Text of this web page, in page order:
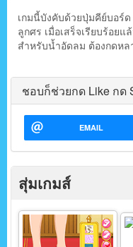
เกมนี้บังคับด้วยปุ่มคีย์บอร์
ลูกศร เมื่อเสร็จเรียบร้อย
สำหรับน้ำอัดลม ต้องกดหล
ชอบก็ช่วยกด Like กด
EMAIL
สุ่มเกมส์